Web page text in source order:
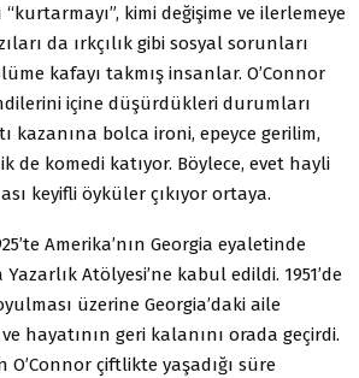
kimi değişime ve ilerlemeye
da ırkçılık gibi sosyal sorunları
kafayı takmış insanlar. O’Connor
içine düşürdükleri durumları
kazanına bolca ironi, epeyce gerilim,
de komedi katıyor. Böylece, evet hayli
keyifli öyküler çıkıyor ortaya.
Amerika’nın Georgia eyaletinde
Atölyesi’ne kabul edildi. 1951’de
üzerine Georgia’daki aile
hayatının geri kalanını orada geçirdi.
çiftlikte yaşadığı süre